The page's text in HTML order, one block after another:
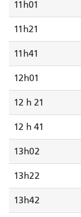
11h01
11h21
11h41
12h01
12 h 21
12 h 41
13h02
13h22
13h42